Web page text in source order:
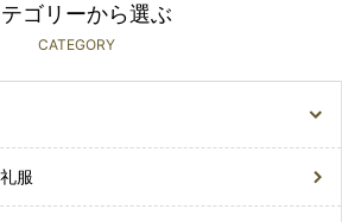
ゴリーから選ぶ
CATEGORY
服